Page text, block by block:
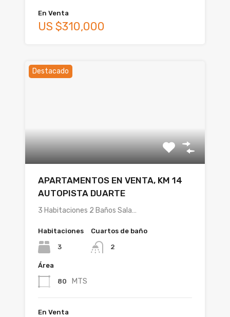
En Venta
US $310,000
Destacado
APARTAMENTOS EN VENTA, KM 14
AUTOPISTA DUARTE
3 Habitaciones 2 Baños Sala…
Habitaciones
3
Cuartos de baño
2
Área
80 MTS
En Venta